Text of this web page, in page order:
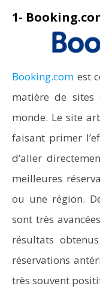
1-
Booking.com est
matière de sites
monde. Le site
faisant primer
d’aller
meilleures
ou une région.
sont très
résultats
réservations
très souvent